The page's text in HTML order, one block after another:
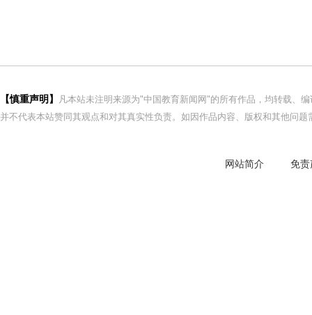
【慎重声明】
凡本站未注明来源为"中国教育新闻网"的所有作品，均转载、
并不代表本站赞同其观点和对其真实性负责。如因作品内容、版权和其他问
网站简介 免责